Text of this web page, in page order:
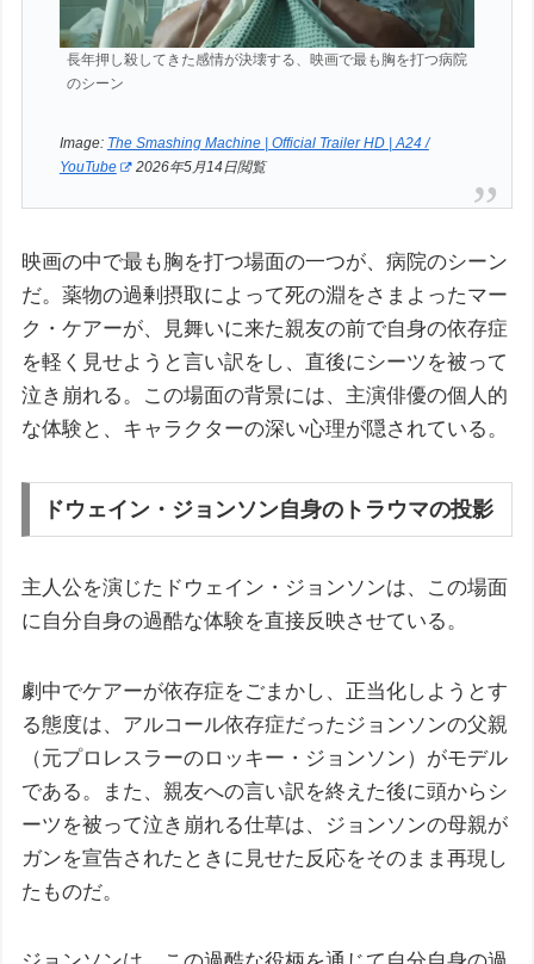
長年押し殺してきた感情が決壊する、映画で最も胸を打つ病院
のシーン
Image: The Smashing Machine | Official Trailer HD | A24 /
YouTube
2026年5月14日閲覧
映画の中で最も胸を打つ場面の一つが、病院のシーン
だ。薬物の過剰摂取によって死の淵をさまよったマー
ク・ケアーが、見舞いに来た親友の前で自身の依存症
を軽く見せようと言い訳をし、直後にシーツを被って
泣き崩れる。この場面の背景には、主演俳優の個人的
な体験と、キャラクターの深い心理が隠されている。
ドウェイン・ジョンソン自身のトラウマの投影
主人公を演じたドウェイン・ジョンソンは、この場面
に自分自身の過酷な体験を直接反映させている。
劇中でケアーが依存症をごまかし、正当化しようとす
る態度は、アルコール依存症だったジョンソンの父親
（元プロレスラーのロッキー・ジョンソン）がモデル
である。また、親友への言い訳を終えた後に頭からシ
ーツを被って泣き崩れる仕草は、ジョンソンの母親が
ガンを宣告されたときに見せた反応をそのまま再現し
たものだ。